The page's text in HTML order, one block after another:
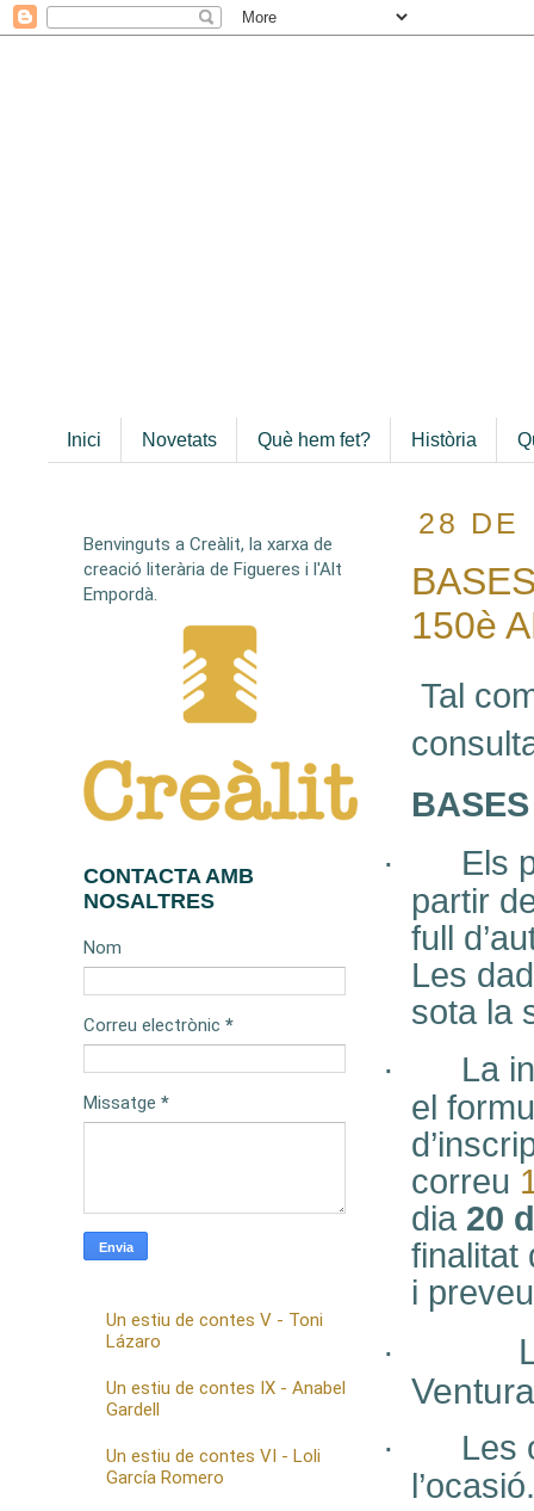
Inici Novetats Què hem fet? Història
28 DE
150è
Tal
·
Els
partir
full
Les
sota la
·
La
el
correu
dia 20
finalitat
i
·
·
Les
l’ocasió.
Benvinguts a Creàlit, la xarxa de
creació literària de Figueres i l'Alt
Empordà.
CONTACTA AMB
NOSALTRES
Nom
Correu electrònic *
Missatge *
Un estiu de contes V - Toni
Lázaro
Un estiu de contes IX - Anabel
Gardell
Un estiu de contes VI - Loli
García Romero